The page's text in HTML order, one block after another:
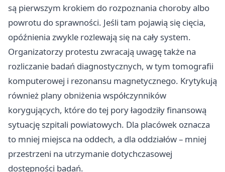
są pierwszym krokiem do rozpoznania choroby albo
powrotu do sprawności. Jeśli tam pojawią się cięcia,
opóźnienia zwykle rozlewają się na cały system.
Organizatorzy protestu zwracają uwagę także na
rozliczanie badań diagnostycznych, w tym tomografii
komputerowej i rezonansu magnetycznego. Krytykują
również plany obniżenia współczynników
korygujących, które do tej pory łagodziły finansową
sytuację szpitali powiatowych. Dla placówek oznacza
to mniej miejsca na oddech, a dla oddziałów – mniej
przestrzeni na utrzymanie dotychczasowej
dostępności badań.